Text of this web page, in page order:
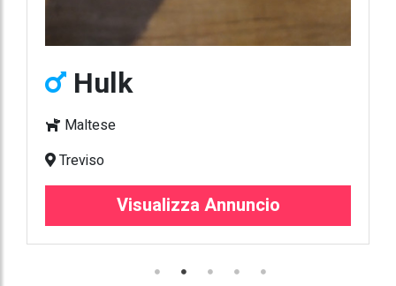
Hulk
Maltese
Treviso
Visualizza Annuncio